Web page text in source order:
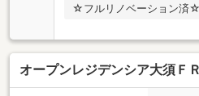
☆フルリノベーション済
オープンレジデンシア大須Ｆ